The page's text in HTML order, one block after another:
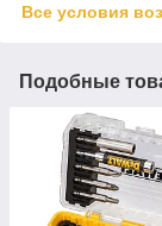
Все условия
Подобные